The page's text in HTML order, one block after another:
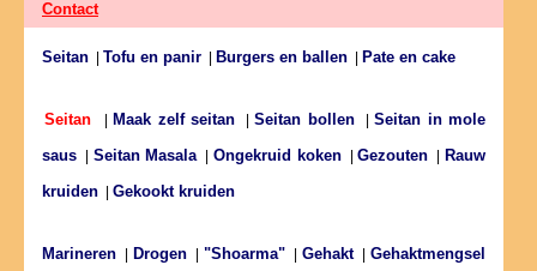
Contact
Seitan Tofu en panir Burgers en ballen Pate en cake
Seitan Maak zelf seitan |Seitan bollen|Seitan in mole
saus
Seitan Masala|Ongekruid koken|Gezouten
Rauw
kruiden
Gekookt kruiden
Marineren Drogen "Shoarma" Gehakt|Gehaktmengsel